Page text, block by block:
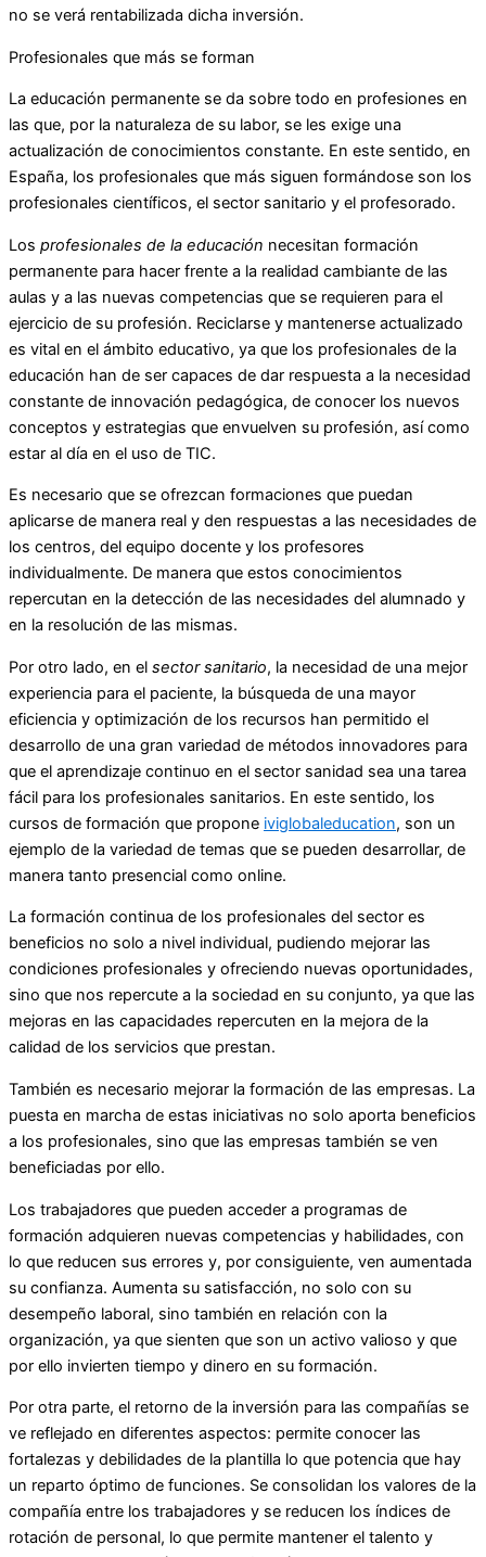
no se verá rentabilizada dicha inversión.
Profesionales que más se forman
La educación permanente se da sobre todo en profesiones en
las que, por la naturaleza de su labor, se les exige una
actualización de conocimientos constante. En este sentido, en
España, los profesionales que más siguen formándose son los
profesionales científicos, el sector sanitario y el profesorado.
Los profesionales de la educación necesitan formación
permanente para hacer frente a la realidad cambiante de las
aulas y a las nuevas competencias que se requieren para el
ejercicio de su profesión. Reciclarse y mantenerse actualizado
es vital en el ámbito educativo, ya que los profesionales de la
educación han de ser capaces de dar respuesta a la necesidad
constante de innovación pedagógica, de conocer los nuevos
conceptos y estrategias que envuelven su profesión, así como
estar al día en el uso de TIC.
Es necesario que se ofrezcan formaciones que puedan
aplicarse de manera real y den respuestas a las necesidades de
los centros, del equipo docente y los profesores
individualmente. De manera que estos conocimientos
repercutan en la detección de las necesidades del alumnado y
en la resolución de las mismas.
Por otro lado, en el sector sanitario, la necesidad de una mejor
experiencia para el paciente, la búsqueda de una mayor
eficiencia y optimización de los recursos han permitido el
desarrollo de una gran variedad de métodos innovadores para
que el aprendizaje continuo en el sector sanidad sea una tarea
fácil para los profesionales sanitarios. En este sentido, los
cursos de formación que propone iviglobaleducation, son un
ejemplo de la variedad de temas que se pueden desarrollar, de
manera tanto presencial como online.
La formación continua de los profesionales del sector es
beneficios no solo a nivel individual, pudiendo mejorar las
condiciones profesionales y ofreciendo nuevas oportunidades,
sino que nos repercute a la sociedad en su conjunto, ya que las
mejoras en las capacidades repercuten en la mejora de la
calidad de los servicios que prestan.
También es necesario mejorar la formación de las empresas. La
puesta en marcha de estas iniciativas no solo aporta beneficios
a los profesionales, sino que las empresas también se ven
beneficiadas por ello.
Los trabajadores que pueden acceder a programas de
formación adquieren nuevas competencias y habilidades, con
lo que reducen sus errores y, por consiguiente, ven aumentada
su confianza. Aumenta su satisfacción, no solo con su
desempeño laboral, sino también en relación con la
organización, ya que sienten que son un activo valioso y que
por ello invierten tiempo y dinero en su formación.
Por otra parte, el retorno de la inversión para las compañías se
ve reflejado en diferentes aspectos: permite conocer las
fortalezas y debilidades de la plantilla lo que potencia que hay
un reparto óptimo de funciones. Se consolidan los valores de la
compañía entre los trabajadores y se reducen los índices de
rotación de personal, lo que permite mantener el talento y